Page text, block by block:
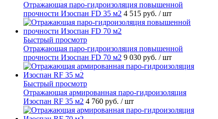
Отражающая паро-гидроизоляция повышенной
прочности Изоспан FD 35 м2 4 515 руб. / шт
Быстрый просмотр
Отражающая паро-гидроизоляция повышенной
прочности Изоспан FD 70 м2 9 030 руб. / шт
Быстрый просмотр
Отражающая армированная паро-гидроизоляция
Изоспан RF 35 м2 4 760 руб. / шт